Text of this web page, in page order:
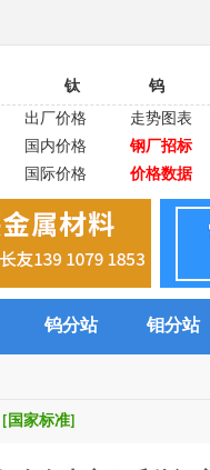
钛 钨
出厂价格
走势图表
国内价格
钢厂招标
国际价格
价格数据
钨分站 钼分站
[国家标准]